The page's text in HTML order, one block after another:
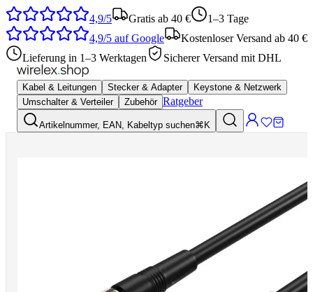
4,9/5 Gratis ab 40 €
1–3 Tage
4,9/5 auf Google
Kostenloser Versand ab 40 €
Lieferung in 1–3 Werktagen
Sicherer Versand mit DHL
Kabel & Leitungen Stecker & Adapter
Keystone & Netzwerk
Umschalter & Verteiler
Zubehör Ratgeber
Artikelnummer, EAN, Kabeltyp suchen⌘K